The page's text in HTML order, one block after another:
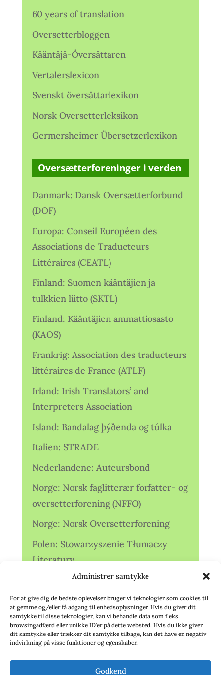
Administrer samtykke
For at give dig de bedste oplevelser bruger vi teknologier som cookies til
at gemme og/eller få adgang til enhedsoplysninger. Hvis du giver dit
samtykke til disse teknologier, kan vi behandle data som f.eks.
browsingadfærd eller unikke ID'er på dette websted. Hvis du ikke giver
dit samtykke eller trækker dit samtykke tilbage, kan det have en negativ
indvirkning på visse funktioner og egenskaber.
Godkend
60 years of translation
Oversetterbloggen
Kääntäjä-Översättaren
Vertalerslexicon
Svenskt översättarlexikon
Norsk Oversetterleksikon
Germersheimer Übersetzerlexikon
Oversætterforeninger i verden
Danmark: Dansk Oversætterforbund
(DOF)
Europa: Conseil Européen des
Associations de Traducteurs
Littéraires (CEATL)
Finland: Suomen kääntäjien ja
tulkkien liitto (SKTL)
Finland: Kääntäjien ammattiosasto
(KAOS)
Frankrig: Association des traducteurs
littéraires de France (ATLF)
Irland: Irish Translators’ and
Interpreters Association
Island: Bandalag þýðenda og túlka
Italien: STRADE
Nederlandene: Auteursbond
Norge: Norsk faglitterær forfatter- og
oversetterforening (NFFO)
Norge: Norsk Oversetterforening
Polen: Stowarzyszenie Tłumaczy
Literatury
Storbritannien: Translators
Association (TA)
Sverige: Översättarsektionen (Ö.)
Sverige: Översättarcentrum (ÖC)
deutschsprachiger Übersetzer (VdÜ)